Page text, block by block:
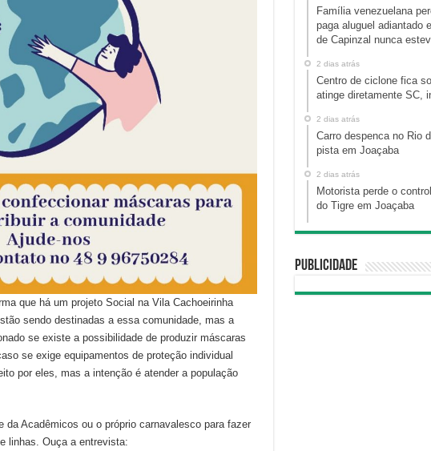
que há um projeto Social na Vila Cachoeirinha
sendo destinadas a essa comunidade, mas a
se existe a possibilidade de produzir máscaras
se exige equipamentos de proteção individual
por eles, mas a intenção é atender a população
da Acadêmicos ou o próprio carnavalesco para fazer
linhas. Ouça a entrevista:
Família venezuelana
paga aluguel adiantado
de Capinzal nunca
2 dias atrás
Centro de ciclone fica
atinge diretamente SC,
2 dias atrás
Carro despenca no Rio
pista em Joaçaba
2 dias atrás
Motorista perde o
do Tigre em Joaçaba
Publicidade